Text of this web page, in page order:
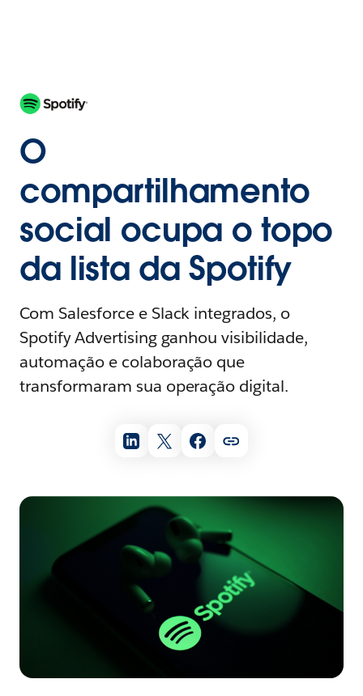
O
compartilhamento
social ocupa o topo
da lista da Spotify
Com Salesforce e Slack integrados, o
Spotify Advertising ganhou visibilidade,
automação e colaboração que
transformaram sua operação digital.